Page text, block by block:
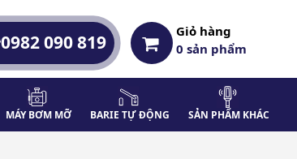
0982 090 819
Giỏ hàng
0sản phẩm
MÁY BƠM MỠ BARIE TỰ ĐỘNG SẢN PHẨM KHÁC